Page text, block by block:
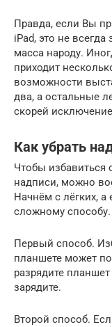
Правда, если Вы
iPad, это не всегда
масса народу.
приходит
возможности
два, а остальные
скорей
Как убрать
Чтобы
надписи, можно
Начнём с лёгких,
сложному способу.
Первый способ.
планшете может
разрядите
зарядите.
Второй способ.